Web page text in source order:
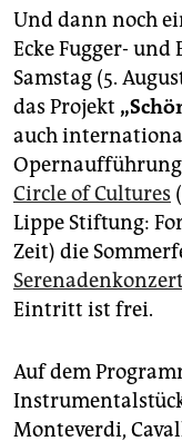
Und dann noch
Ecke Fugger-
Samstag (5.
das Projekt
auch
Circle of Cultures
Lippe Stiftung:
Zeit) die
Serenadenkonzert
Eintritt ist frei.
Auf dem
Monteverdi,